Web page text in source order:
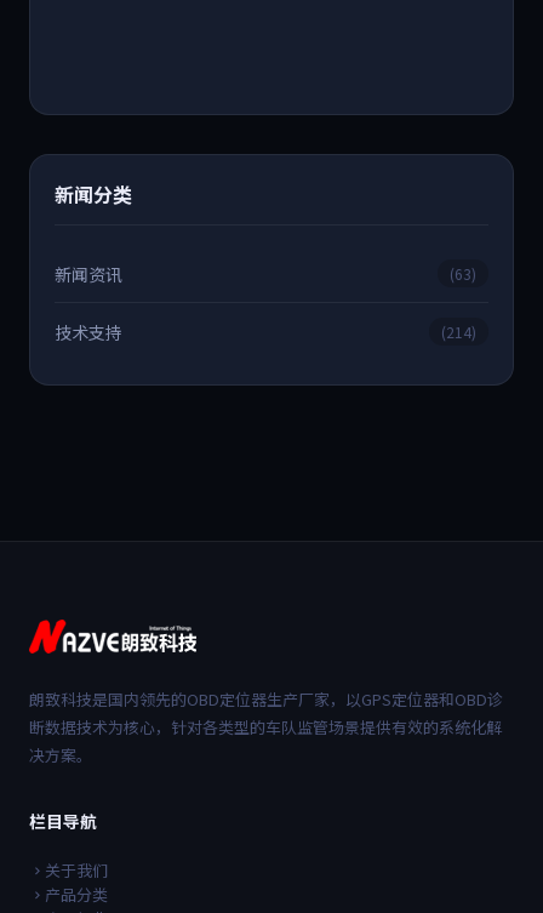
新闻分类
新闻资讯 (63)
技术支持 (214)
朗致科技是国内领先的OBD定位器生产厂家，以GPS定位器和OBD诊
断数据技术为核心，针对各类型的车队监管场景提供有效的系统化解
决方案。
栏目导航
关于我们
产品分类